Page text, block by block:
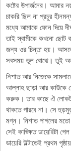
কষ্টের উপার্জনের।
চাকরি ছিল না প্রচুর
মধ্যে আমাকে ফোন দিয়ে
তাই স্বামীকে কখনো ছোট
জন্য ওর চিন্তা হয়।
সবসময় ভুল বোঝে। তুই
নিশাত আর নিজেকে
আল্লাহ ছাড়া আর কাউকে
করুক। তার কাছে ঐ
থাকতে পারবে না। সে
মগ্ন। নিশাত পাগলের
সেই কাঙ্ক্ষিত ডায়েরিটা
ডায়েরি উল্টাতেই প্রথম